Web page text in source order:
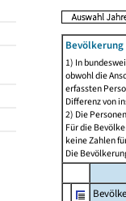
1) In
obwohl die
erfassten
Differenz von
2) Die
Für die
keine Zahlen
Die